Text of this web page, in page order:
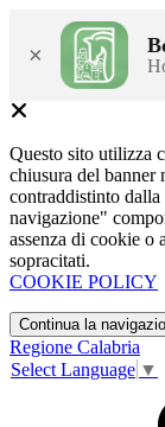
×
Questo sito utilizza
chiusura del banner
contraddistinto
navigazione"
assenza di cookie o
sopracitati.
COOKIE POLICY
Continua la
Regione Calabria
Select Language ▼